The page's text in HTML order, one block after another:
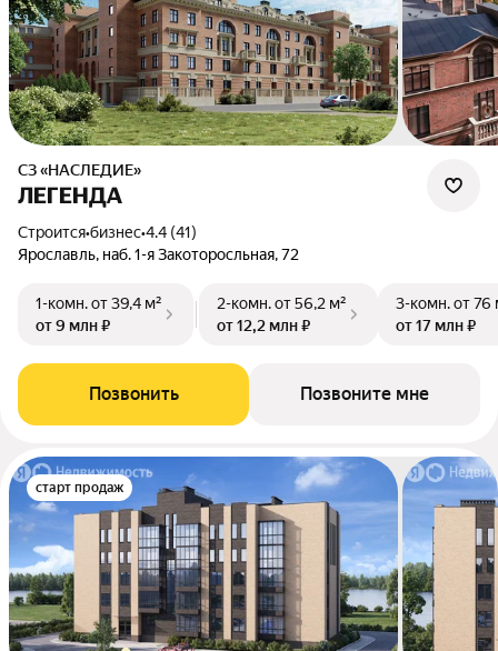
СЗ «НАСЛЕДИЕ»
ЛЕГЕНДА
Строится•бизнес•4.4 (41)
Ярославль, наб. 1-я Закоторосльная, 72
1-комн.от 39,4 м²
от 9 млн ₽
2-комн.от 56,2 м²
от 12,2 млн ₽
3-комн.от 76
от 17 млн ₽
Позвонить Позвоните мне
старт продаж